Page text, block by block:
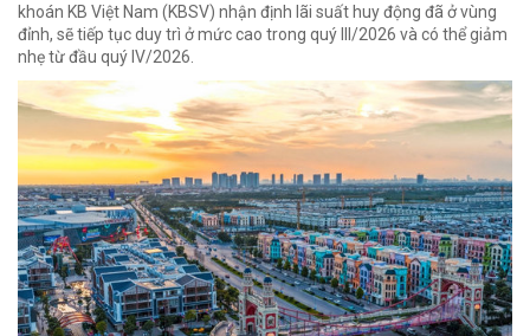
khoán KB Việt Nam (KBSV) nhận định lãi suất huy động đã ở vùng
đỉnh, sẽ tiếp tục duy trì ở mức cao trong quý III/2026 và có thể giảm
nhẹ từ đầu quý IV/2026.